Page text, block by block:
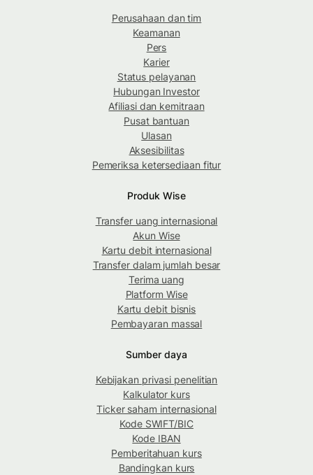
Perusahaan dan tim
Keamanan
Pers
Karier
Status pelayanan
Hubungan Investor
Afiliasi dan kemitraan
Pusat bantuan
Ulasan
Aksesibilitas
Pemeriksa ketersediaan fitur
Produk Wise
Transfer uang internasional
Akun Wise
Kartu debit internasional
Transfer dalam jumlah besar
Terima uang
Platform Wise
Kartu debit bisnis
Pembayaran massal
Sumber daya
Kebijakan privasi penelitian
Kalkulator kurs
Ticker saham internasional
Kode SWIFT/BIC
Kode IBAN
Pemberitahuan kurs
Bandingkan kurs